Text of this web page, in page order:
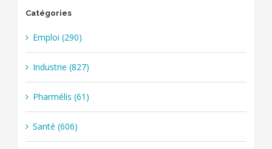
Catégories
Emploi (290)
Industrie (827)
Pharmélis (61)
Santé (606)